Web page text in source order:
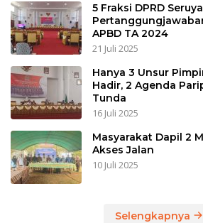
5 Fraksi DPRD
APBD TA 2024
21 Juli 2025
Hanya 3 Unsur
Hadir, 2 Agenda
Tunda
16 Juli 2025
Masyarakat Dapil 2
Akses Jalan
10 Juli 2025
Selengkapnya